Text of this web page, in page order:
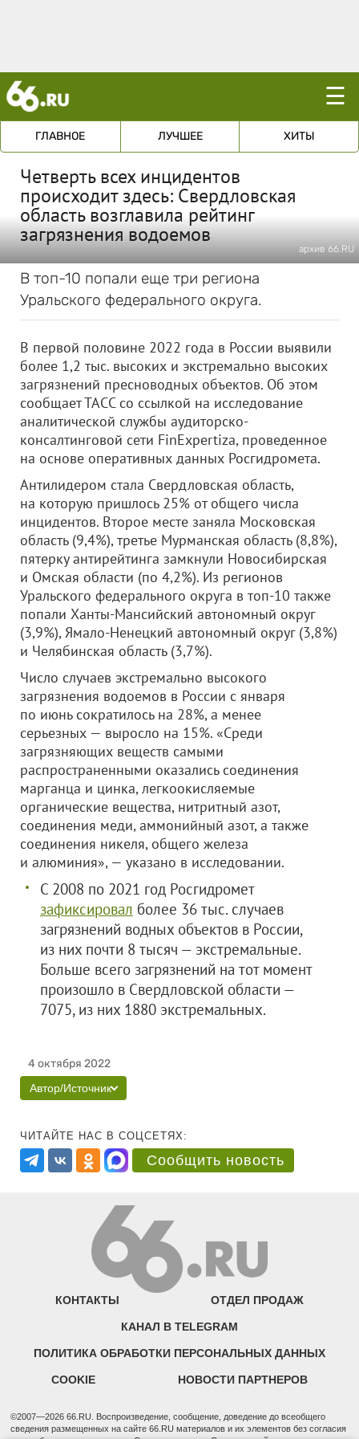
☰
ГЛАВНОЕ ЛУЧШЕЕ ХИТЫ
Четверть всех инцидентов
происходит здесь: Свердловская
область возглавила рейтинг
загрязнения водоемов
архив 66.RU
В топ-10 попали еще три региона
Уральского федерального округа.
В первой половине 2022 года в России выявили
более 1,2 тыс. высоких и экстремально высоких
загрязнений пресноводных объектов. Об этом
сообщает ТАСС со ссылкой на исследование
аналитической службы аудиторско-
консалтинговой сети FinExpertiza, проведенное
на основе оперативных данных Росгидромета.
Антилидером стала Свердловская область,
на которую пришлось 25% от общего числа
инцидентов. Второе месте заняла Московская
область (9,4%), третье Мурманская область (8,8%),
пятерку антирейтинга замкнули Новосибирская
и Омская области (по 4,2%). Из регионов
Уральского федерального округа в топ-10 также
попали Ханты-Мансийский автономный округ
(3,9%), Ямало-Ненецкий автономный округ (3,8%)
и Челябинская область (3,7%).
Число случаев экстремально высокого
загрязнения водоемов в России с января
по июнь сократилось на 28%, а менее
серьезных — выросло на 15%. «Среди
загрязняющих веществ самыми
распространенными оказались соединения
марганца и цинка, легкоокисляемые
органические вещества, нитритный азот,
соединения меди, аммонийный азот, а также
соединения никеля, общего железа
и алюминия», — указано в исследовании.
С 2008 по 2021 год Роcгидромет
зафиксировал более 36 тыс. случаев
загрязнений водных объектов в России,
из них почти 8 тысяч — экстремальные.
Больше всего загрязнений на тот момент
произошло в Свердловской области —
7075, из них 1880 экстремальных.
4 октября 2022
Автор/Источник
ЧИТАЙТЕ НАС В СОЦСЕТЯХ:
Сообщить новость
КОНТАКТЫ ОТДЕЛ ПРОДАЖ
КАНАЛ В TELEGRAM
ПОЛИТИКА ОБРАБОТКИ ПЕРСОНАЛЬНЫХ ДАННЫХ
COOKIE НОВОСТИ ПАРТНЕРОВ
©2007—2026 66.RU. Воспроизведение, сообщение, доведение до всеобщего
сведения размещенных на сайте 66.RU материалов и их элементов без согласия